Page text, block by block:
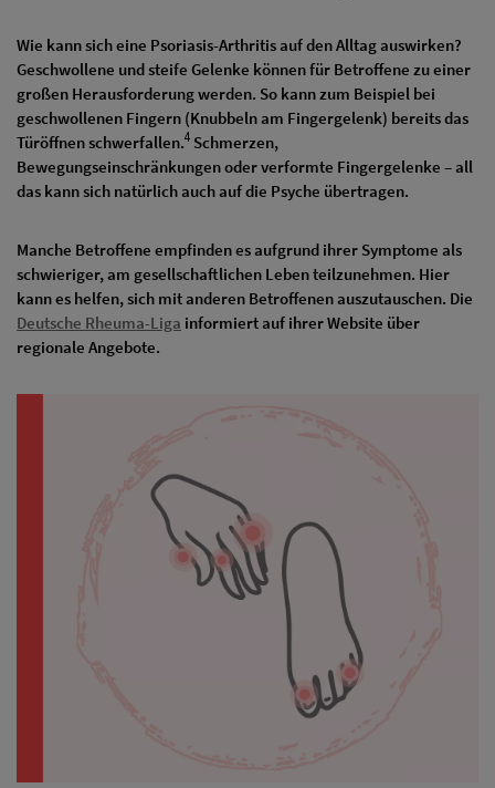
Wie kann sich eine Psoriasis-Arthritis auf den Alltag auswirken?
Geschwollene und steife Gelenke können für Betroffene zu einer
großen Herausforderung werden. So kann zum Beispiel bei
geschwollenen Fingern (Knubbeln am Fingergelenk) bereits das
Türöffnen schwerfallen.4 Schmerzen,
Bewegungseinschränkungen oder verformte Fingergelenke – all
das kann sich natürlich auch auf die Psyche übertragen.
Manche Betroffene empfinden es aufgrund ihrer Symptome als
schwieriger, am gesellschaftlichen Leben teilzunehmen. Hier
kann es helfen, sich mit anderen Betroffenen auszutauschen. Die
Deutsche Rheuma-Liga informiert auf ihrer Website über
regionale Angebote.